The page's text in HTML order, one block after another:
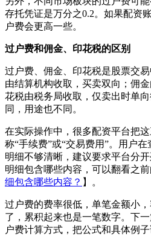
存托凭证是万分之0.2。如果配资
户费会更高一些。
过户费和佣金、印花税的区别
过户费、佣金、印花税是股票交
由结算机构收取，买卖双向；佣
花税由税务局收取，仅卖出时单
同，用途也不同。
在实际操作中，很多配资平台把
称“手续费”或“交易费用”。用户
明细不够清晰，建议要求平台分
明细包含哪些内容，可以翻看之前
细包含哪些内容？ 】。
过户费的费率很低，单笔金额小
了，累积起来也是一笔数字。下
户费计算方式，把公式和具体例子